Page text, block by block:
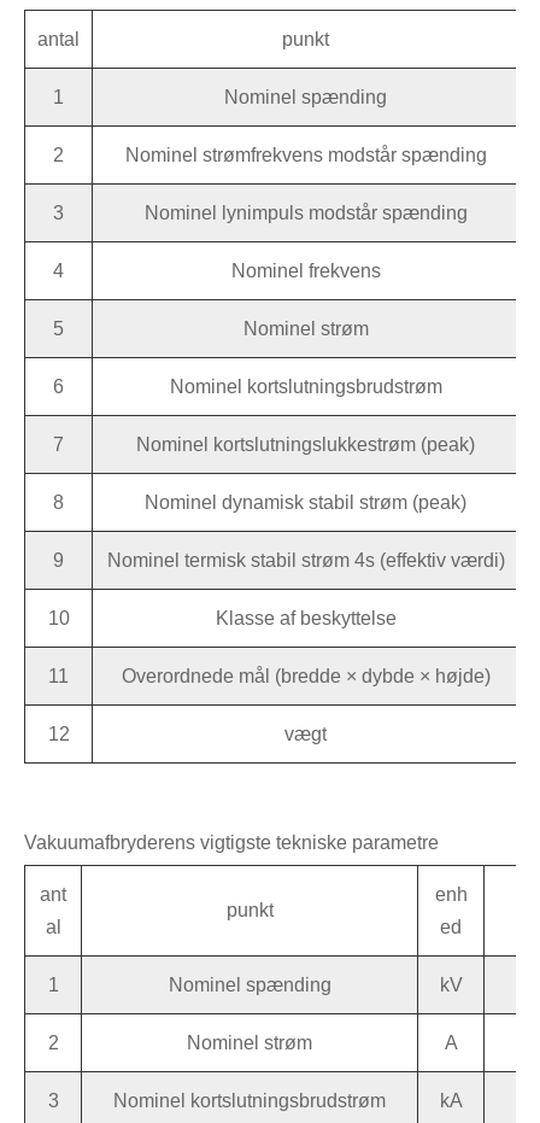
antal punkt
1 Nominel spænding
2 Nominel strømfrekvens modstår spænding
3 Nominel lynimpuls modstår spænding
4 Nominel frekvens
5 Nominel strøm
6 Nominel kortslutningsbrudstrøm
7 Nominel kortslutningslukkestrøm (peak)
8 Nominel dynamisk stabil strøm (peak)
9 Nominel termisk stabil strøm 4s (effektiv værdi)
10 Klasse af beskyttelse
11 Overordnede mål (bredde × dybde × højde)
12 vægt
Vakuumafbryderens vigtigste tekniske parametre
ant
al
punkt
enh
ed
1 Nominel spænding kV
2 Nominel strøm A
3 Nominel kortslutningsbrudstrøm kA